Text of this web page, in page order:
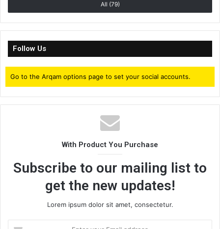
All (79)
Follow Us
Go to the Arqam options page to set your social accounts.
With Product You Purchase
Subscribe to our mailing list to
get the new updates!
Lorem ipsum dolor sit amet, consectetur.